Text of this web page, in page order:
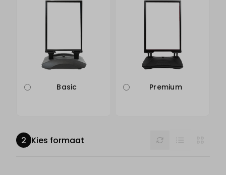
Basic Premium
Kies formaat Reset List